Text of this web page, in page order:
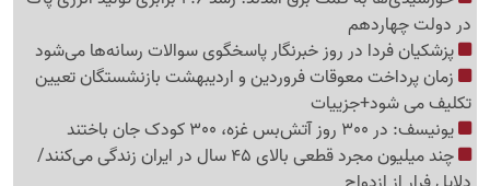
در دولت چهاردهم
پزشکیان فردا در روز خبرنگار پاسخگوی سوالات رسانه‌ها می‌شود
زمان پرداخت معوقات فروردین و اردیبهشت بازنشستگان تعیین
تکلیف می شود+جزییات
یونیسف: در 300 روز آتش‌بس غزه، 300 کودک جان باختند
چند میلیون مجرد قطعی بالای 45 سال در ایران زندگی می‌کنند/